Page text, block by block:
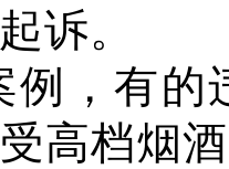
诉。
例，有的
高档烟